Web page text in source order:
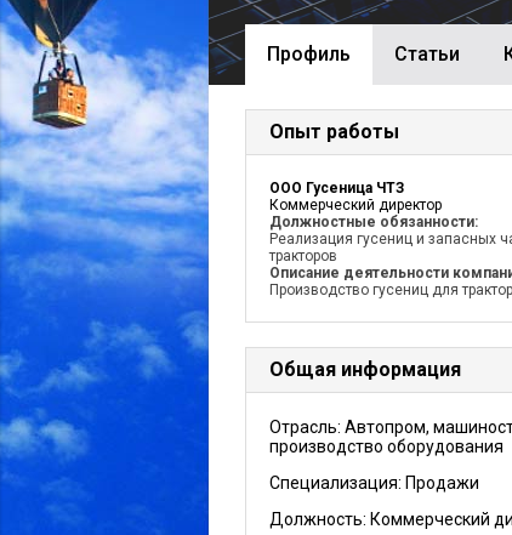
Профиль Cтатьи
Опыт работы
ООО Гусеница ЧТЗ
Коммерческий директор
Должностные обязанности:
Реализация гусениц и запасных
тракторов
Описание деятельности
Производство гусениц для
Общая информация
Отрасль: Автопром,
производство оборудования
Специализация: Продажи
Должность: Коммерческий